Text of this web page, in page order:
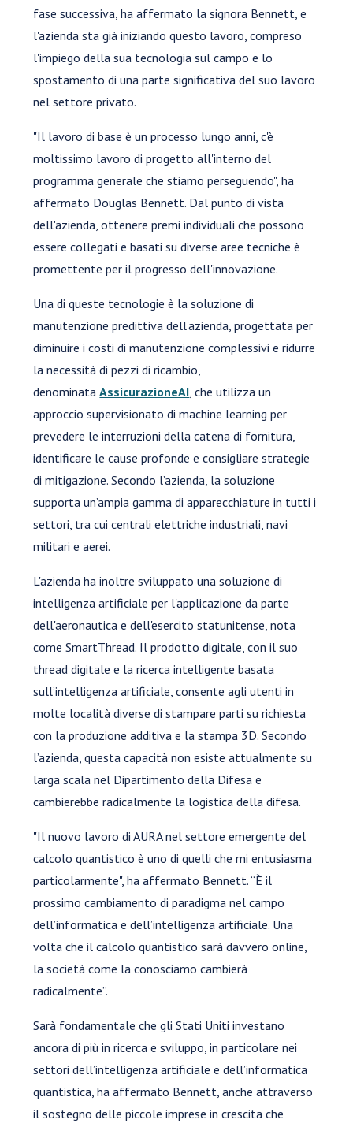
fase successiva, ha affermato la signora Bennett, e
l'azienda sta già iniziando questo lavoro, compreso
l'impiego della sua tecnologia sul campo e lo
spostamento di una parte significativa del suo lavoro
nel settore privato.
"Il lavoro di base è un processo lungo anni, c'è
moltissimo lavoro di progetto all'interno del
programma generale che stiamo perseguendo", ha
affermato Douglas Bennett. Dal punto di vista
dell'azienda, ottenere premi individuali che possono
essere collegati e basati su diverse aree tecniche è
promettente per il progresso dell'innovazione.
Una di queste tecnologie è la soluzione di
manutenzione predittiva dell'azienda, progettata per
diminuire i costi di manutenzione complessivi e ridurre
la necessità di pezzi di ricambio,
denominataAssicurazioneAI , che utilizza un
approccio supervisionato di machine learning per
prevedere le interruzioni della catena di fornitura,
identificare le cause profonde e consigliare strategie
di mitigazione. Secondo l’azienda, la soluzione
supporta un’ampia gamma di apparecchiature in tutti i
settori, tra cui centrali elettriche industriali, navi
militari e aerei.
L'azienda ha inoltre sviluppato una soluzione di
intelligenza artificiale per l'applicazione da parte
dell'aeronautica e dell'esercito statunitense, nota
come SmartThread. Il prodotto digitale, con il suo
thread digitale e la ricerca intelligente basata
sull’intelligenza artificiale, consente agli utenti in
molte località diverse di stampare parti su richiesta
con la produzione additiva e la stampa 3D. Secondo
l’azienda, questa capacità non esiste attualmente su
larga scala nel Dipartimento della Difesa e
cambierebbe radicalmente la logistica della difesa.
"Il nuovo lavoro di AURA nel settore emergente del
calcolo quantistico è uno di quelli che mi entusiasma
particolarmente", ha affermato Bennett. “È il
prossimo cambiamento di paradigma nel campo
dell’informatica e dell’intelligenza artificiale. Una
volta che il calcolo quantistico sarà davvero online,
la società come la conosciamo cambierà
radicalmente”.
Sarà fondamentale che gli Stati Uniti investano
ancora di più in ricerca e sviluppo, in particolare nei
settori dell’intelligenza artificiale e dell’informatica
quantistica, ha affermato Bennett, anche attraverso
il sostegno delle piccole imprese in crescita che